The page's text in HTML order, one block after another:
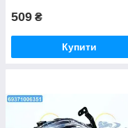
509 ₴
Купити